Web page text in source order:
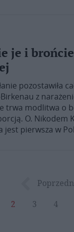
je i
pozostawiła
z
trwa modlitwa o
O. Nikodem
pierwsza w
2 3 4